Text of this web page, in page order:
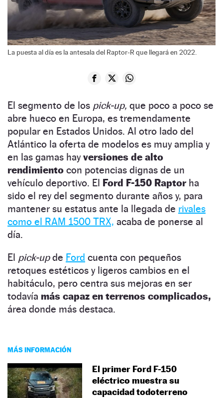
La puesta al día es la antesala del Raptor-R que llegará en 2022.
El segmento de los pick-up, que poco a poco se
abre hueco en Europa, es tremendamente
popular en Estados Unidos. Al otro lado del
Atlántico la oferta de modelos es muy amplia y
en las gamas hayversiones de alto
rendimiento con potencias dignas de un
vehículo deportivo. El Ford F-150 Raptorha
sido el rey del segmento durante años y, para
mantener su estatus ante la llegada de rivales
como el RAM 1500 TRX, acaba de ponerse al
día.
El pick-upde Ford cuenta con pequeños
retoques estéticos y ligeros cambios en el
habitáculo, pero centra sus mejoras en ser
todavía más capaz en terrenos complicados,
área donde más destaca.
MÁS INFORMACIÓN
El primer Ford F-150
eléctrico muestra su
capacidad todoterreno